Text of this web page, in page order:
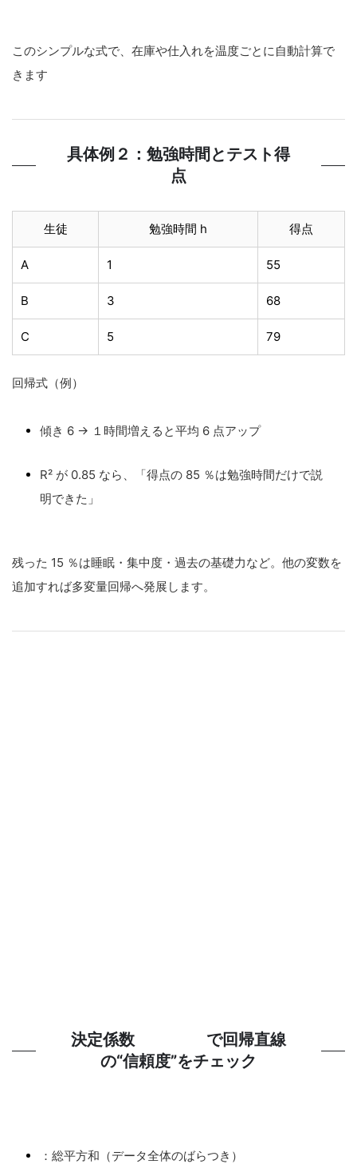
このシンプルな式で、在庫や仕入れを温度ごとに自動計算で
きます
具体例２：勉強時間とテスト得
点
生徒 勉強時間 h 得点
A 1 55
B 3 68
C 5 79
回帰式（例）
傾き 6 → １時間増えると平均 6 点アップ
R² が 0.85 なら、「得点の 85 ％は勉強時間だけで説
明できた」
残った 15 ％は睡眠・集中度・過去の基礎力など。他の変数を
追加すれば多変量回帰へ発展します。
決定係数
で回帰直線
の“信頼度”をチェック
：総平方和（データ全体のばらつき）